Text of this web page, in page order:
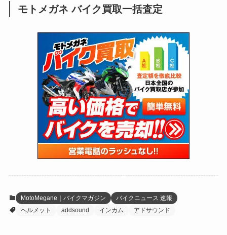
(31)
(51)
(34)
(5)
(12)
(63)
(109)
(24)
(16)
(25)
(24)
(47)
(15)
(5)
(64)
(16)
(62)
(4)
(6)
(17)
(5)
(27)
(249)
(12)
(131)
(38)
(131)
(167)
(85)
(21)
(61)
(171)
(98)
(13)
(60)
(274)
(171)
(38)
(47)
(59)
(41)
(66)
(16)
(141)
(254)
(204)
(1,139)
(166)
(23)
(33)
(34)
(35)
(41)
(415)
(16)
(137)
(72)
(2,742)
(126)
(170)
(171)
(118)
(27)
(1,605)
(147)
(13)
(19)
(12)
(16)
モトメガネ バイク買取一括査定
MotoMegane｜バイクマガジン
バイクニュース 速報
ヘルメット
addsound インカム アドサウンド